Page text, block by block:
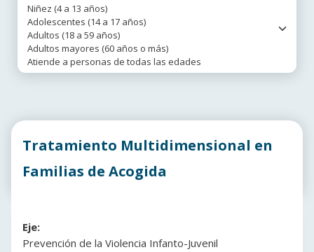
Tratamiento Multidimensional en
Familias de Acogida
Eje:
Prevención de la Violencia Infanto-Juvenil